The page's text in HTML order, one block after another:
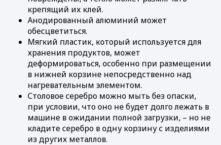
крепящий их клей.
Анодированный алюминий может
обесцветиться.
Мягкий пластик, который используется для
хранения продуктов, может
деформироваться, особенно при размещении
в нижней корзине непосредственно над
нагревательным элементом.
Столовое серебро можно мыть без опаски,
при условии, что оно не будет долго лежать в
машине в ожидании полной загрузки, – но не
кладите серебро в одну корзину с изделиями
из других металлов.